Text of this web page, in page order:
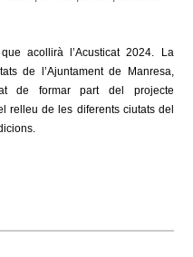
acollirà l’Acusticat 2024. La
de l’Ajuntament de Manresa,
de formar part del projecte
relleu de les diferents ciutats del